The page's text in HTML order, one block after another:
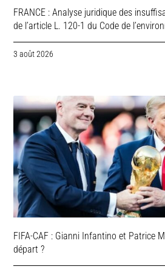
FRANCE : Analyse juridique des
de l’article L. 120-1 du Code de
3 août 2026
FIFA-CAF : Gianni Infantino et Patrice
départ ?